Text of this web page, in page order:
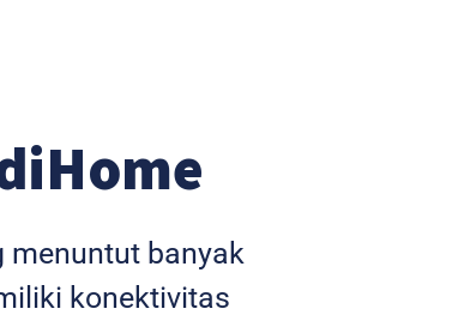
menuntut banyak
konektivitas